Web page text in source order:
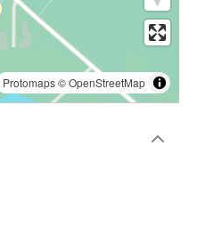
Protomaps©OpenStreetMap